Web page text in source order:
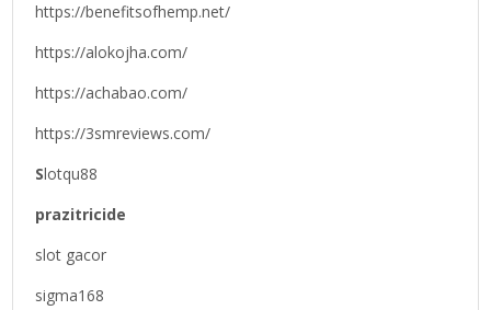
https://benefitsofhemp.net/
https://alokojha.com/
https://achabao.com/
https://3smreviews.com/
Slotqu88
prazitricide
slot gacor
sigma168